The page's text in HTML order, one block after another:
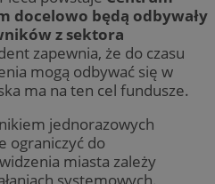
docelowo będą odbywały
z sektora
zapewnia, że do czasu
mogą odbywać się w
ma na ten cel fundusze.
jednorazowych
ograniczyć do
miasta zależy